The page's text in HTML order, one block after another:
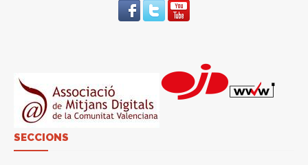
SECCIONS